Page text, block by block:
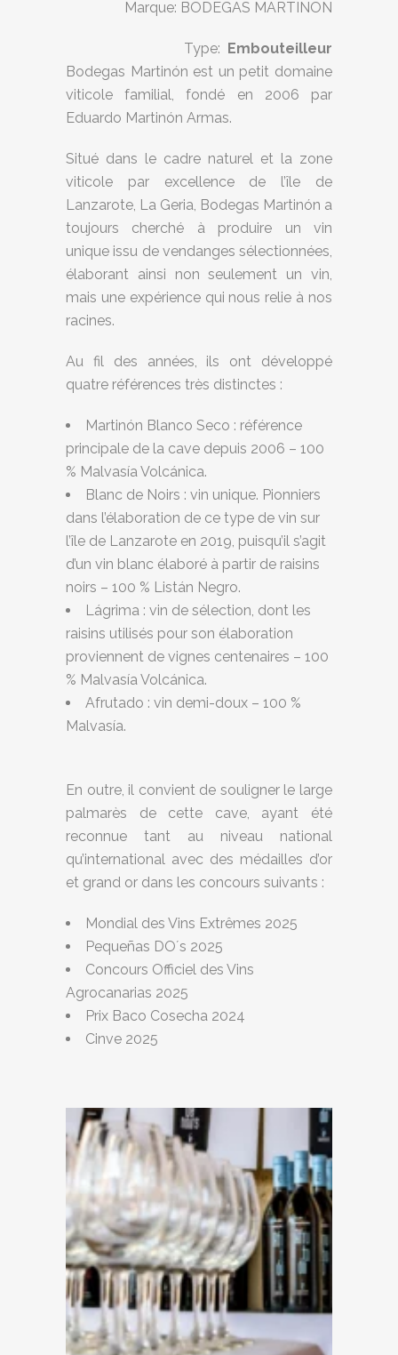
Marque: BODEGAS MARTINON
Type: Embouteilleur
Bodegas Martinón est un petit domaine
viticole familial, fondé en 2006 par
Eduardo Martinón Armas.
Situé dans le cadre naturel et la zone
viticole par excellence de l’île de
Lanzarote, La Geria, Bodegas Martinón a
toujours cherché à produire un vin
unique issu de vendanges sélectionnées,
élaborant ainsi non seulement un vin,
mais une expérience qui nous relie à nos
racines.
Au fil des années, ils ont développé
quatre références très distinctes :
Martinón Blanco Seco : référence
principale de la cave depuis 2006 – 100
% Malvasía Volcánica.
Blanc de Noirs : vin unique. Pionniers
dans l’élaboration de ce type de vin sur
l’île de Lanzarote en 2019, puisqu’il s’agit
d’un vin blanc élaboré à partir de raisins
noirs – 100 % Listán Negro.
Lágrima : vin de sélection, dont les
raisins utilisés pour son élaboration
proviennent de vignes centenaires – 100
% Malvasía Volcánica.
Afrutado : vin demi-doux – 100 %
Malvasía.
En outre, il convient de souligner le large
palmarès de cette cave, ayant été
reconnue tant au niveau national
qu’international avec des médailles d’or
et grand or dans les concours suivants :
Mondial des Vins Extrêmes 2025
Pequeñas DO´s 2025
Concours Officiel des Vins
Agrocanarias 2025
Prix Baco Cosecha 2024
Cinve 2025